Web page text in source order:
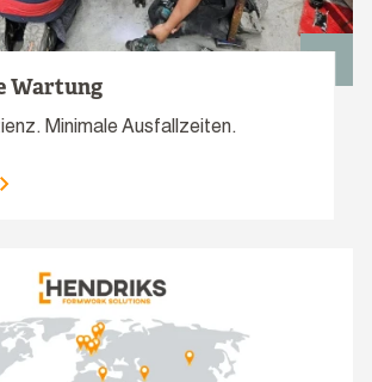
Wartung
Minimale Ausfallzeiten.